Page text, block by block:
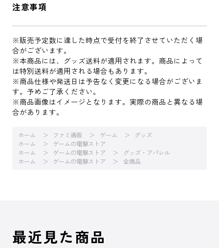
注意事項
※販売予定数に達した時点で受付を終了させていただく場
合がございます。
※本商品には、グッズ送料が適用されます。商品によって
は特別送料が適用される場合もあります。
※商品仕様や発送日は予告なく変更になる場合がございま
す。予めご了承ください。
※商品画像はイメージとなります。実際の商品と異なる場
合があります。
ホーム ファミ通販 ゲーム
グッズ
ホーム
ゲームの電撃ストア
ホーム
ゲームの電撃ストア
グッズ・アパレル
ホーム
ゲームの電撃ストア 全商品
最近見た商品